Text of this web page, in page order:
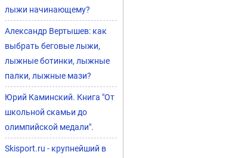
лыжи начинающему?
Александр Вертышев: как
выбрать беговые лыжи,
лыжные ботинки, лыжные
палки, лыжные мази?
Юрий Каминский. Книга "От
школьной скамьи до
олимпийской медали".
Skisport.ru - крупнейший в